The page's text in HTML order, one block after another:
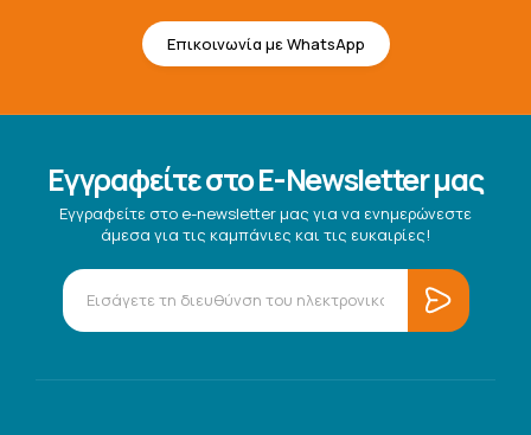
Επικοινωνία με WhatsApp
Εγγραφείτε στο E-Newsletter μας
Εγγραφείτε στο e-newsletter μας για να ενημερώνεστε
άμεσα για τις καμπάνιες και τις ευκαιρίες!